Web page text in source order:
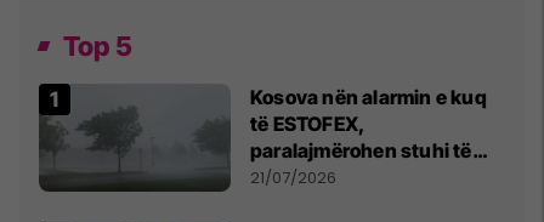
Top 5
Kosova nën alarmin e kuq
të ESTOFEX,
paralajmërohen stuhi të
fuqishme me breshër dhe
21/07/2026